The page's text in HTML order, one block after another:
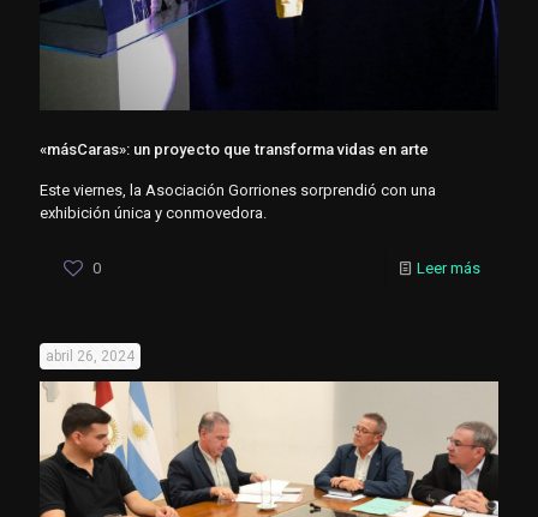
«másCaras»: un proyecto que transforma vidas en arte
Este viernes, la Asociación Gorriones sorprendió con una
exhibición única y conmovedora.
0 Leer más
abril 26, 2024